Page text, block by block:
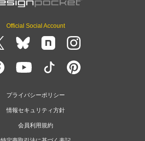
Official Social Account
プライバシーポリシー
情報セキュリティ方針
会員利用規約